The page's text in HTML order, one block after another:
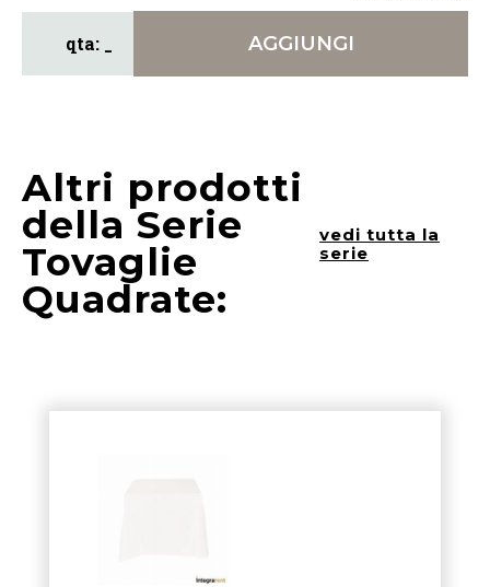
AGGIUNGI
Altri prodotti
della Serie
Tovaglie
Quadrate:
vedi tutta la
serie